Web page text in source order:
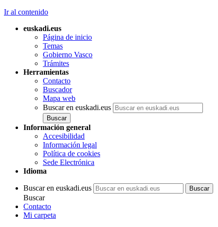
Ir al contenido
euskadi.eus
Página de inicio
Temas
Gobierno Vasco
Trámites
Herramientas
Contacto
Buscador
Mapa web
Buscar en euskadi.eus
Información general
Accesibilidad
Información legal
Política de cookies
Sede Electrónica
Idioma
Buscar en euskadi.eus
Buscar
Contacto
Mi carpeta